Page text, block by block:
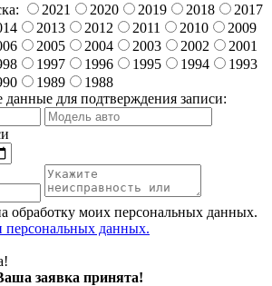
2021 2020 2019 2018
2017
2013 2012 2011 2010
2009
2005 2004 2003 2002
2001
1997 1996 1995 1994
1993
1989
1988
для подтверждения записи:
обработку моих персональных данных.
персональных данных.
заявка принята!